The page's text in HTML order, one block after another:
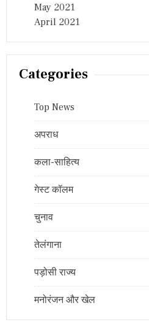
May 2021
April 2021
Categories
Top News
अपराध
कला-साहित्य
गेस्ट कॉलम
चुनाव
तेलंगाना
पड़ोसी राज्य
मनोरंजन और खेल